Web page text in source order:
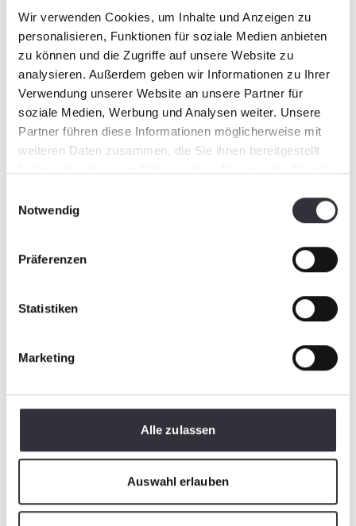
Wir verwenden Cookies, um Inhalte und Anzeigen zu
personalisieren, Funktionen für soziale Medien anbieten
zu können und die Zugriffe auf unsere Website zu
analysieren. Außerdem geben wir Informationen zu Ihrer
Verwendung unserer Website an unsere Partner für
soziale Medien, Werbung und Analysen weiter. Unsere
Partner führen diese Informationen möglicherweise mit
weiteren Daten zusammen, die Sie ihnen bereitgestellt
Notwendig
Präferenzen
Statistiken
Marketing
Alle zulassen
Auswahl erlauben